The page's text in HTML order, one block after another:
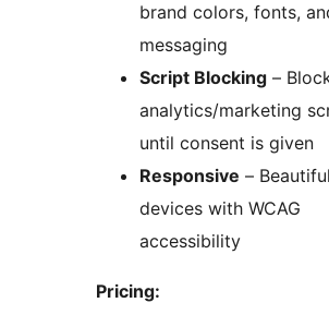
brand colors, fonts,
messaging
Script Blocking –
analytics/marketing
until consent is given
Responsive –
devices with WCAG
accessibility
Pricing: